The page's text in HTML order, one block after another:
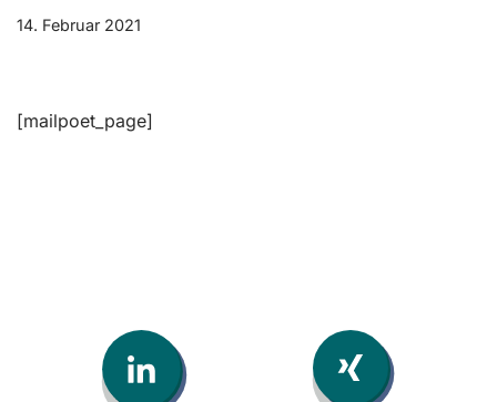
14. Februar 2021
[mailpoet_page]